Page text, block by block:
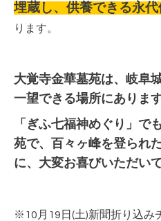
埋蔵し、供養できる永
ります。
大覚寺金華墓苑は、岐阜
一望できる場所にあります
「ぎふ七福神めぐり」で
苑で、 百々ヶ峰を登られ
に、大変お喜びいただい
※10月19 日(土)新聞折り込み